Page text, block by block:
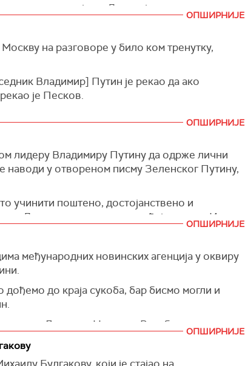
оконча овај рат. Дошло је време да се
ОПШИРНИЈЕ
на разговоре у било ком тренутку,
Владимир] Путин је рекао да ако
је Песков.
ОПШИРНИЈЕ
лидеру Владимиру Путину да одрже лични
наводи у отвореном писму Зеленског Путину,
учинити поштено, достојанствено и
Државе сву пажњу посвећују питању Ирана
у Европи. Украјина предлаже да се рат
шеф државе.
које традиционално служе као места за
свету. Истовремено, Зеленски је
или Кијеву.
ватре током трајања преговарачког процеса.
посебно Сједињене Америчке Државе.
ратне планове за 2027-2028, жели
ОПШИРНИЈЕ
међународних новинских агенција у оквиру
до краја сукоба, бар бисмо могли и
Луганске Народне Републике, као и
(ДНР), док Украјина, према његовим
ОПШИРНИЈЕ